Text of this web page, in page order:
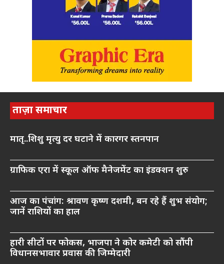
ताज़ा समाचार
मातृ..शिशु मृत्यु दर घटाने में कारगर स्तनपान
ग्राफिक एरा में स्कूल ऑफ मैनेजमेंट का इंडक्शन शुरु
आज का पंचांग: श्रावण कृष्ण दशमी, बन रहे हैं शुभ संयोग;
जानें राशियों का हाल
हारी सीटों पर फोकस, भाजपा ने कोर कमेटी को सौंपी
विधानसभावार प्रवास की जिम्मेदारी